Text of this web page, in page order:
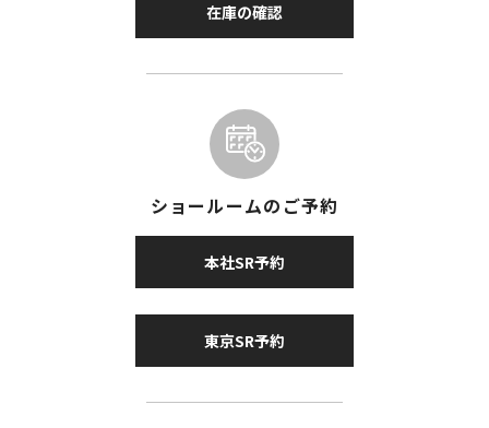
在庫の確認
ショールームのご予約
本社SR予約
東京SR予約